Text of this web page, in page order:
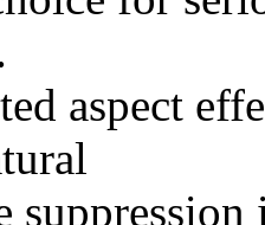
aspect